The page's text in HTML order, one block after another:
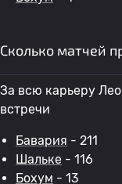
Сколько матчей
За всю карьеру
встречи
Бавария - 211
Шальке - 116
Бохум - 13